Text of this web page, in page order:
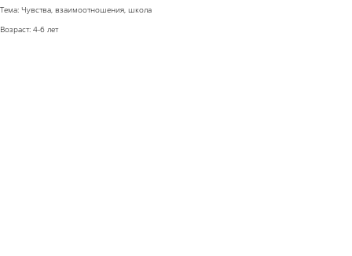
Тема: Чувства, взаимоотношения, школа
Возраст: 4-6 лет